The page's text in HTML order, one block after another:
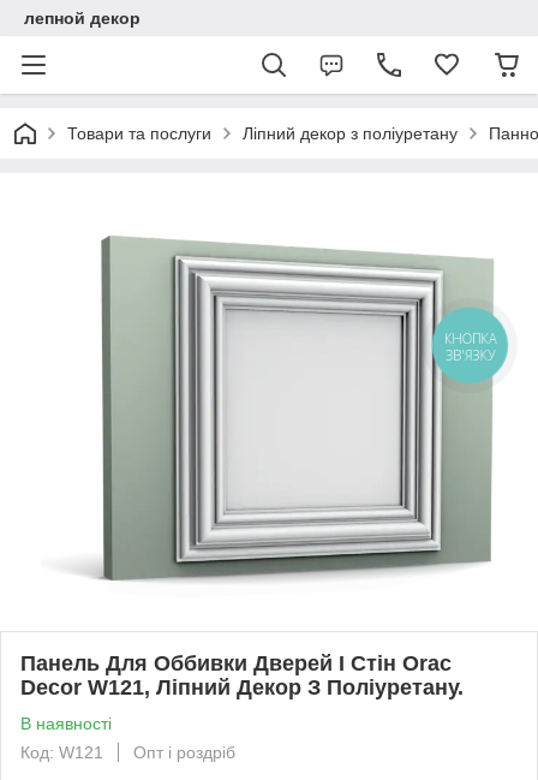
лепной декор
Товари та послуги Ліпний декор з поліуретану
Панель Для Оббивки Дверей І Стін Orac
Decor W121, Ліпний Декор З Поліуретану.
В наявності
Код: W121
Опт і роздріб
КНОПКА
ЗВ'ЯЗКУ